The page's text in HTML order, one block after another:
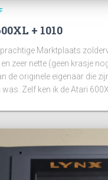
+ 1010
Marktplaats
zeer nette (geen krasje
de originele eigenaar die
Zelf ken ik de Atari